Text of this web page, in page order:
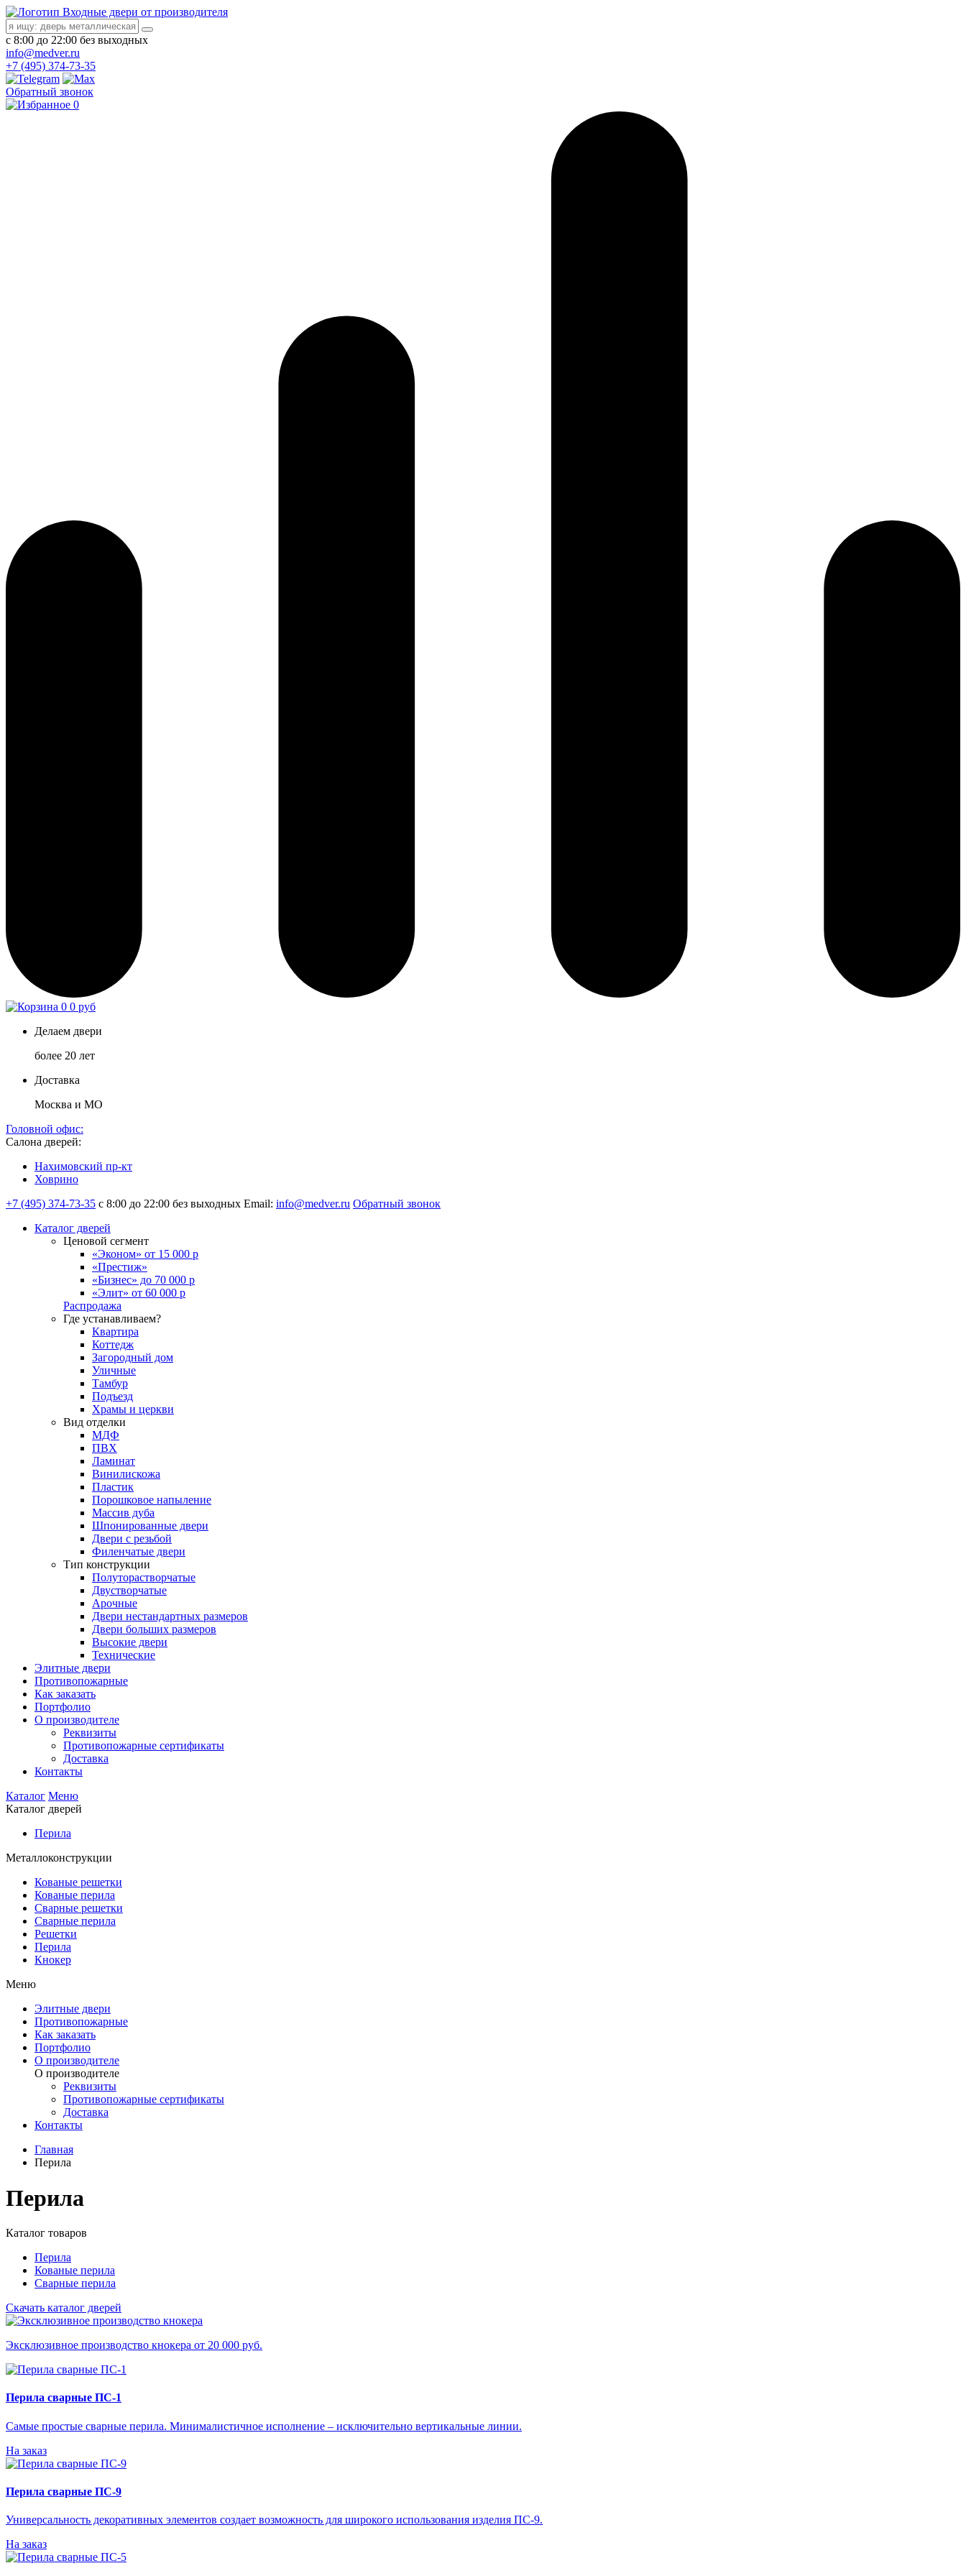
Входные двери от производителя
с 8:00 до 22:00 без выходных
info@medver.ru
+7 (495) 374-73-35
Обратный звонок
0
0 0 руб
Делаем двери
более 20 лет
Доставка
Москва и МО
Головной офис:
Салона дверей:
Нахимовский пр-кт
Ховрино
+7 (495) 374-73-35 с 8:00 до 22:00 без выходных Email: info@medver.ru Обратный звонок
Каталог дверей
Ценовой сегмент
«Эконом» от 15 000 р
«Престиж»
«Бизнес» до 70 000 р
«Элит» от 60 000 р
Распродажа
Где устанавливаем?
Квартира
Коттедж
Загородный дом
Уличные
Тамбур
Подъезд
Храмы и церкви
Вид отделки
МДФ
ПВХ
Ламинат
Винилискожа
Пластик
Порошковое напыление
Массив дуба
Шпонированные двери
Двери с резьбой
Филенчатые двери
Тип конструкции
Полуторастворчатые
Двустворчатые
Арочные
Двери нестандартных размеров
Двери больших размеров
Высокие двери
Технические
Элитные двери
Противопожарные
Как заказать
Портфолио
О производителе
Реквизиты
Противопожарные сертификаты
Доставка
Контакты
Каталог Меню
Каталог дверей
Перила
Металлоконструкции
Кованые решетки
Кованые перила
Сварные решетки
Сварные перила
Решетки
Перила
Кнокер
Меню
Элитные двери
Противопожарные
Как заказать
Портфолио
О производителе
О производителе
Реквизиты
Противопожарные сертификаты
Доставка
Контакты
Главная
Перила
Перила
Каталог товаров
Перила
Кованые перила
Сварные перила
Скачать каталог дверей
Эксклюзивное производство кнокера от 20 000 руб.
Перила сварные ПС-1
Самые простые сварные перила. Минималистичное исполнение – исключительно вертикальные линии.
На заказ
Перила сварные ПС-9
Универсальность декоративных элементов создает возможность для широкого использования изделия ПС-9.
На заказ